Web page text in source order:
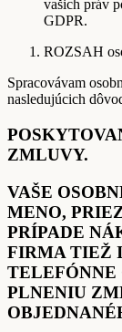
vašich práv
GDPR.
ROZSAH
Spracovávam
nasledujúcich
ZMLUVY.
VAŠE
MENO,
PRÍPADE
FIRMA TIEŽ
TELEFÓNNE
PLNENIU